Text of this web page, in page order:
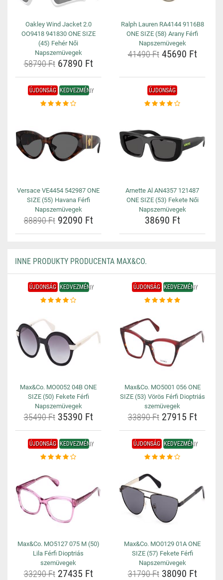
Oakley Wind Jacket 2.0
OO9418 941830 ONE SIZE
(45) Fehér Női
Napszemüvegek
58790 Ft67890 Ft
Ralph Lauren RA4144 9116B8
ONE SIZE (58) Arany Férfi
Napszemüvegek
41490 Ft45690 Ft
ÚJDONSÁG KEDVEZMÉNY
Versace VE4454 542987 ONE
SIZE (55) Havana Férfi
Napszemüvegek
88890 Ft92090 Ft
ÚJDONSÁG
Arnette Al AN4357 121487
ONE SIZE (53) Fekete Női
Napszemüvegek
38690 Ft
INNE PRODUKTY PRODUCENTA MAX&CO.
ÚJDONSÁG KEDVEZMÉNY
Max&Co. MO0052 04B ONE
SIZE (50) Fekete Férfi
Napszemüvegek
35490 Ft35390 Ft
ÚJDONSÁG KEDVEZMÉNY
Max&Co. MO5001 056 ONE
SIZE (53) Vörös Férfi Dioptriás
szemüvegek
33890 Ft27915 Ft
ÚJDONSÁG KEDVEZMÉNY
Max&Co. MO5127 075 M (50)
Lila Férfi Dioptriás
szemüvegek
33290 Ft27435 Ft
ÚJDONSÁG KEDVEZMÉNY
Max&Co. MO0129 01A ONE
SIZE (57) Fekete Férfi
Napszemüvegek
31790 Ft38090 Ft